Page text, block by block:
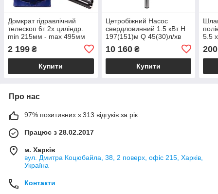
Домкрат гідравлічний
телескоп 6т 2х циліндр.
min 215мм - max 495мм
2 199 ₴
Купити
Цетробiжний Насос
свердловинний 1.5 кВт H
197(151)м Q 45(30)л/хв
(DONGYIN) (3_777106)
10 160₴
Купити
5.5
200
Про нас
97% позитивних з 313 відгуків за рік
Працює з 28.02.2017
м. Харків
вул. Дмитра Коцюбайла, 38, 2 поверх, офіс 215, Харків,
Україна
Контакти